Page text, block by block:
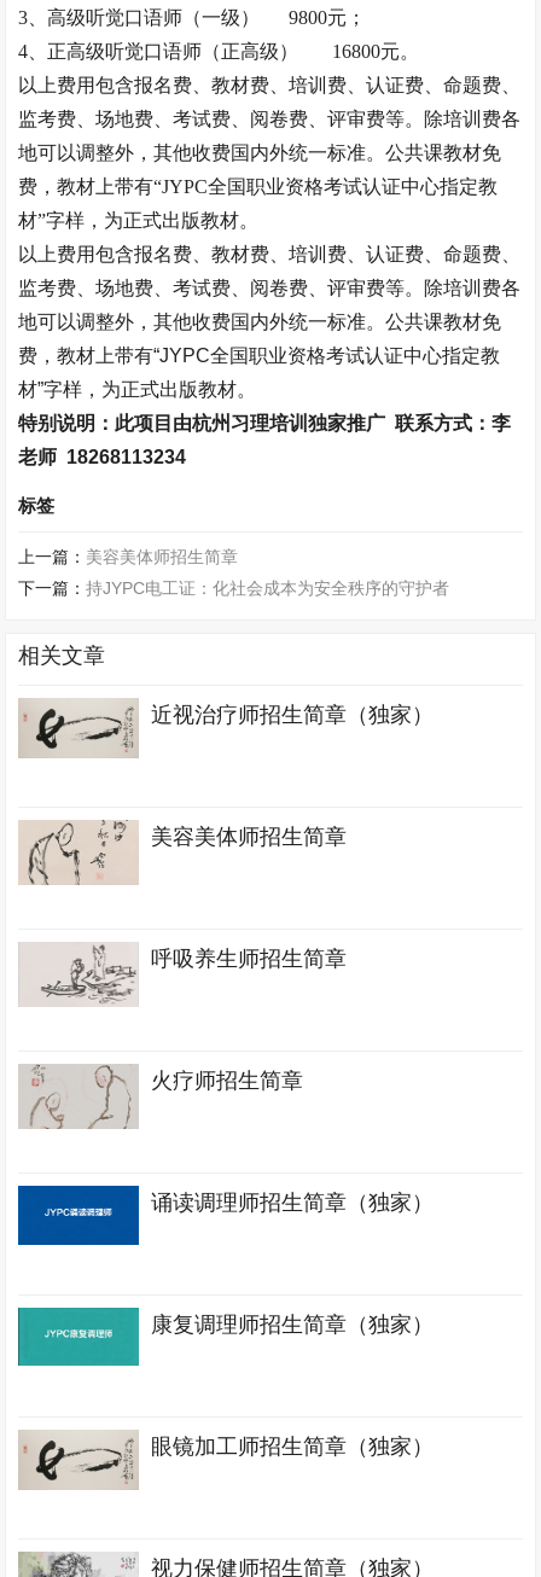
3、高级听觉口语师 （一级）
9800元；
4、正高级听觉口语师 （正高级）
16800元。
以上费用包含报名费、教材费、培训费、认证费、命题费、
监考费、场地费、考试费、阅卷费、评审费等。除培训费各
地可以调整外，其他收费国内外统一标准。公共课教材免
费，教材上带有“JYPC全国职业资格考试认证中心指定教
材”字样，为正式出版教材。
以上费用包含报名费、教材费、培训费、认证费、命题费、
监考费、场地费、考试费、阅卷费、评审费等。除培训费各
地可以调整外，其他收费国内外统一标准。公共课教材免
费，教材上带有“JYPC全国职业资格考试认证中心指定教
材”字样，为正式出版教材。
特别说明：此项目由杭州习理培训独家推广 联系方式：李
老师 18268113234
标签
上一篇： 美容美体师招生简章
下一篇：持JYPC电工证：化社会成本为安全秩序的守护者
相关文章
近视治疗师招生简章（独家）
美容美体师招生简章
呼吸养生师招生简章
火疗师招生简章
诵读调理师招生简章（独家）
康复调理师招生简章（独家）
眼镜加工师招生简章（独家）
视力保健师招生简章（独家）